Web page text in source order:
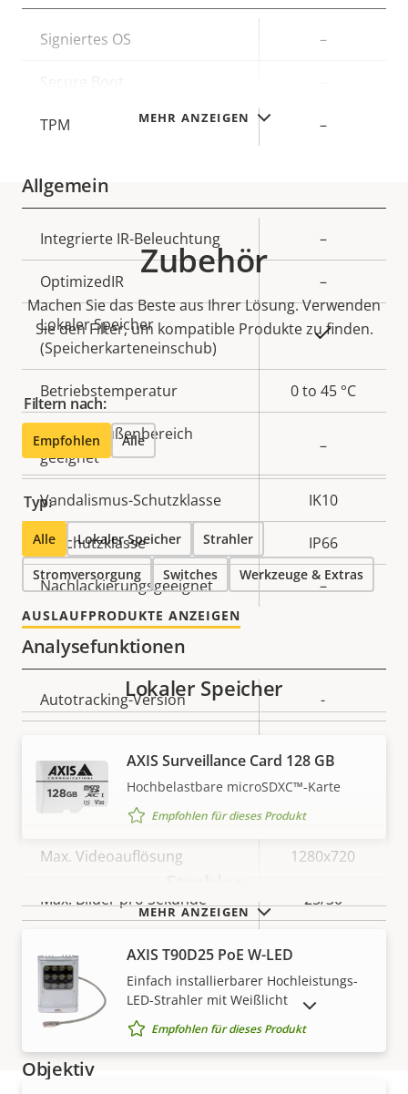
MEHR ANZEIGEN
Eigentumsbeschreibung Eigentumswert
Signiertes OS –
TPM –
Allgemein
Eigentumsbeschreibung Eigentumswert
Integrierte IR-Beleuchtung –
OptimizedIR –
Lokaler Speicher
(Speicherkarteneinschub)
Ja
Betriebstemperatur 0 to 45 °C
Für den Außenbereich
geeignet
–
Vandalismus-Schutzklasse IK10
IP-Schutzklasse IP66
Nachlackierungsgeeignet –
Analysefunktionen
Eigentumsbeschreibung Eigentumswert
Autotracking-Version -
Video
Eigentumsbeschreibung Eigentumswert
Max. Videoauflösung 1280x720
Max. Bilder pro Sekunde 25/30
Elektronische
Bildstabilisierung
Objektiv
Zubehör
Machen Sie das Beste aus Ihrer Lösung. Verwenden
Sie den Filter, um kompatible Produkte zu finden.
Filtern nach:
Empfohlen Alle
Typ:
Alle Lokaler Speicher Strahler
Stromversorgung Switches Werkzeuge & Extras
AUSLAUFPRODUKTE ANZEIGEN
MEHR ANZEIGEN
Lokaler Speicher
AXIS Surveillance Card 128 GB
Hochbelastbare microSDXC™-Karte
Empfohlen für dieses Produkt
AXIS T90D25 PoE W-LED
Einfach installierbarer Hochleistungs-
LED-Strahler mit Weißlicht
Empfohlen für dieses Produkt
AUSLAUFPRODUKTE ANZEIGEN